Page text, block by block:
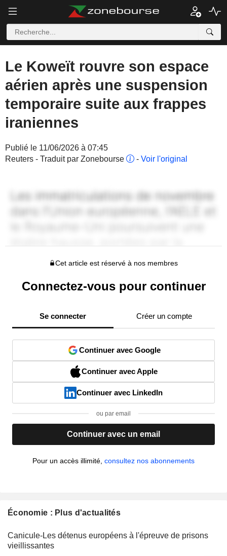
Le Koweït rouvre son espace
aérien après une suspension
temporaire suite aux frappes
iraniennes
Publié le 11/06/2026 à 07:45
Reuters - Traduit par Zonebourse
- Voir l'original
Cet article est réservé à nos membres
Connectez-vous pour continuer
Se connecter Créer un compte
Continuer avec Google
Continuer avec Apple
Continuer avec LinkedIn
ou par email
Continuer avec un email
Pour un accès illimité, consultez nos abonnements
Économie : Plus d'actualités
Canicule-Les détenus européens à l'épreuve de prisons
vieillissantes